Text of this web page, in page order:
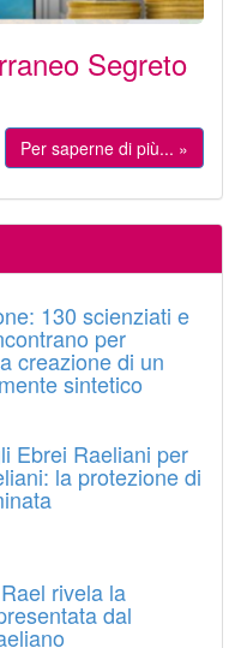
Segreto
Per saperne di più... »
130 scienziati e
per
creazione di un
sintetico
Ebrei Raeliani per
la protezione di
rivela la
dal